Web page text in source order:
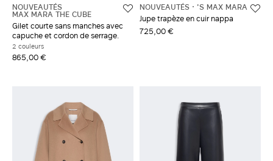
NOUVEAUTÉS
MAX MARA THE CUBE
Gilet courte sans manches avec
capuche et cordon de serrage.
2 couleurs
865,00 €
NOUVEAUTÉS
'S MAX MARA
Jupe trapèze en cuir nappa
725,00 €